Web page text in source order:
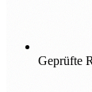
Geprüfte